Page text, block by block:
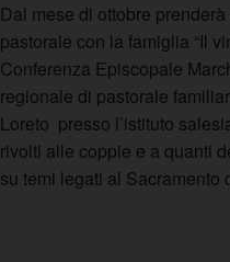
Dal mese di ottobre
pastorale con la famiglia “Il
Conferenza Episcopale
regionale di pastorale
Loreto presso l’istituto
rivolti alle coppie e a quanti
su temi legati al